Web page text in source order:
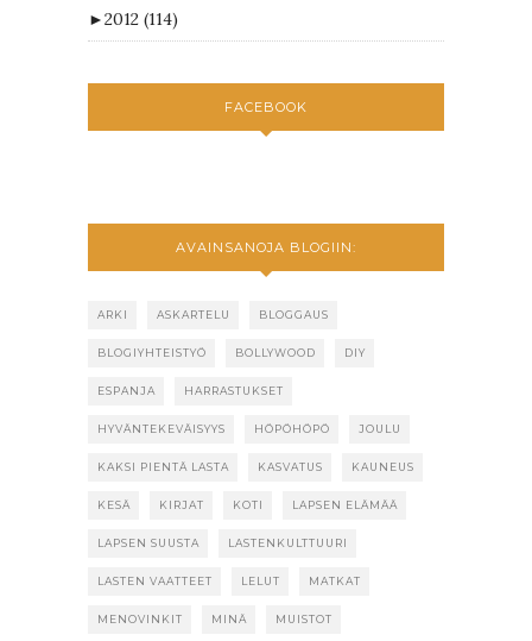
►2012 (114)
FACEBOOK
AVAINSANOJA BLOGIIN:
ARKI ASKARTELU BLOGGAUS
BLOGIYHTEISTYÖ BOLLYWOOD DIY
ESPANJA HARRASTUKSET
HYVÄNTEKEVÄISYYS HÖPÖHÖPÖ JOULU
KAKSI PIENTÄ LASTA KASVATUS KAUNEUS
KESÄ KIRJAT KOTI LAPSEN ELÄMÄÄ
LAPSEN SUUSTA LASTENKULTTUURI
LASTEN VAATTEET LELUT MATKAT
MENOVINKIT MINÄ MUISTOT